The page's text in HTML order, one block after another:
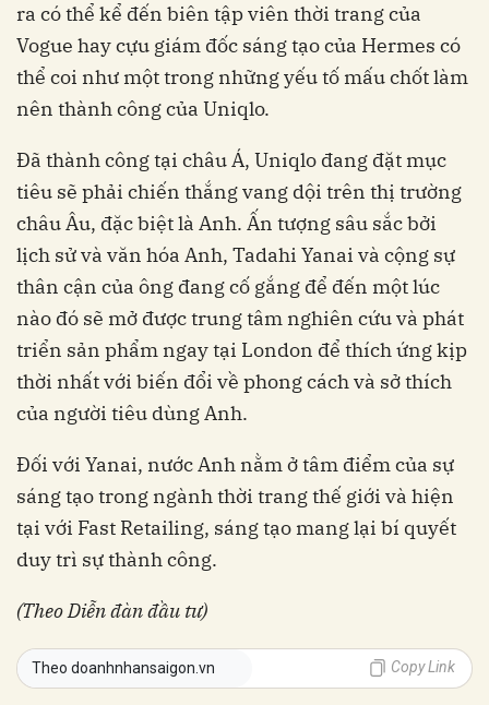
ra có thể kể đến biên tập viên thời trang của
Vogue hay cựu giám đốc sáng tạo của Hermes có
thể coi như một trong những yếu tố mấu chốt làm
nên thành công của Uniqlo.
Đã thành công tại châu Á, Uniqlo đang đặt mục
tiêu sẽ phải chiến thắng vang dội trên thị trường
châu Âu, đặc biệt là Anh. Ấn tượng sâu sắc bởi
lịch sử và văn hóa Anh, Tadahi Yanai và cộng sự
thân cận của ông đang cố gắng để đến một lúc
nào đó sẽ mở được trung tâm nghiên cứu và phát
triển sản phẩm ngay tại London để thích ứng kịp
thời nhất với biến đổi về phong cách và sở thích
của người tiêu dùng Anh.
Đối với Yanai, nước Anh nằm ở tâm điểm của sự
sáng tạo trong ngành thời trang thế giới và hiện
tại với Fast Retailing, sáng tạo mang lại bí quyết
duy trì sự thành công.
(Theo Diễn đàn đầu tư)
Theo doanhnhansaigon.vn Copy Link